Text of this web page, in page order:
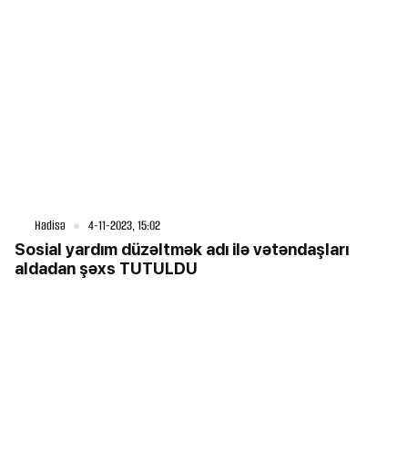
Hadisə 4-11-2023, 15:02
Sosial yardım düzəltmək adı ilə vətəndaşları
aldadan şəxs TUTULDU